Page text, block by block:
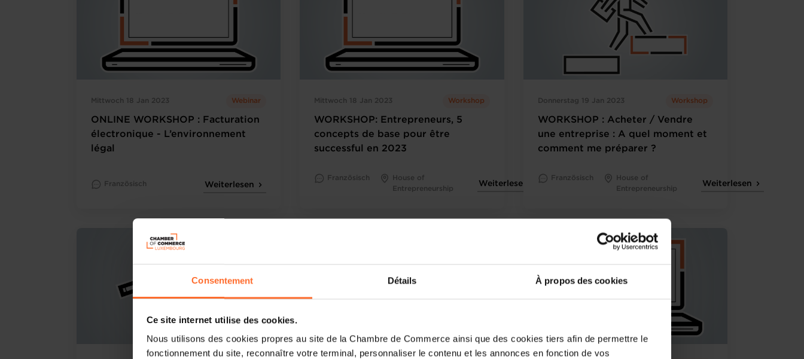
Consentement Détails À propos des cookies
Ce site internet utilise des cookies.
Nous utilisons des cookies propres au site de la Chambre de Commerce ainsi que des cookies tiers afin de permettre le
fonctionnement du site, reconnaître votre terminal, personnaliser le contenu et les annonces en fonction de vos
Mittwoch 18 Jan 2023 Webinar
ONLINE WORKSHOP : Facturation
électronique - L’environnement
légal
Französisch Weiterlesen
Mittwoch 18 Jan 2023 Workshop
WORKSHOP: Entrepreneurs, 5
concepts de base pour être
successful en 2023
Französisch
House of
Entrepreneurship
Weiterlesen
Donnerstag 19 Jan 2023 Workshop
WORKSHOP : Acheter / Vendre
une entreprise : A quel moment et
comment me préparer ?
Französisch
House of
Entrepreneurship
Weiterlesen